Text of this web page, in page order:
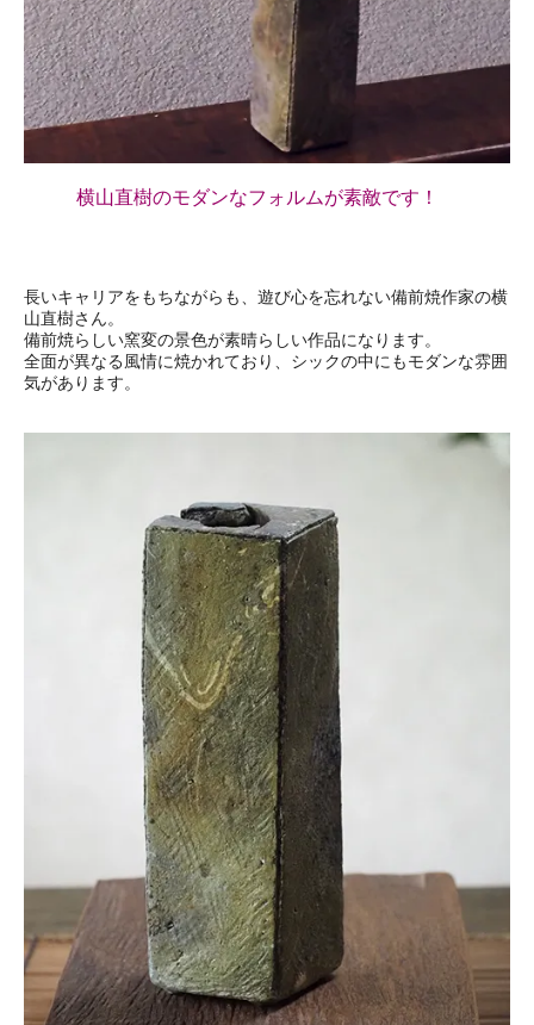
横山直樹のモダンなフォルムが素敵です！
長いキャリアをもちながらも、遊び心を忘れない備前焼作家の横
山直樹さん。
備前焼らしい窯変の景色が素晴らしい作品になります。
全面が異なる風情に焼かれており、シックの中にもモダンな雰囲
気があります。